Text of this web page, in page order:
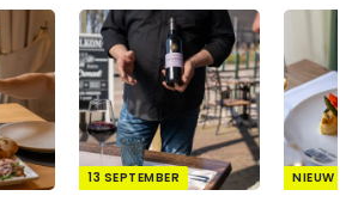
13 SEPTEMBER NIEUW